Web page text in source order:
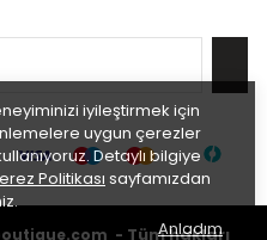
iyileştirmek için
uygun çerezler
Detaylı bilgiye
Politikası sayfamızdan
Anladım
- Tüm hakları